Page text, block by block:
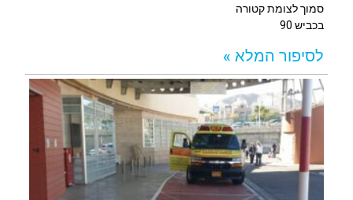
סמוך לצומת קטורה
בכביש 90
לסיפור המלא »